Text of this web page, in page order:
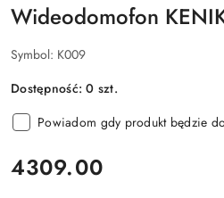
Wideodomofon
Symbol: K009
Dostępność:0 szt.
Powiadom gdy produkt będzie
cena:
4309.00